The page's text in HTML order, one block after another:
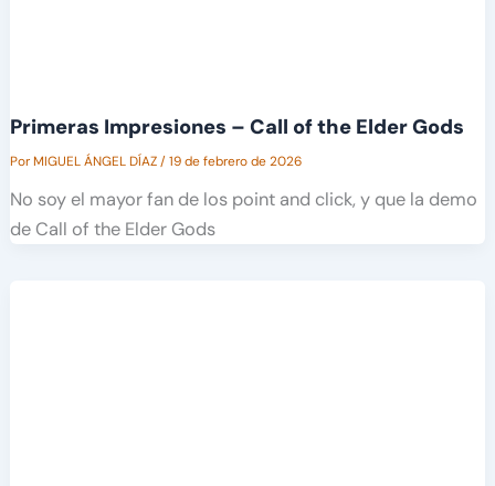
Primeras Impresiones – Call of the Elder Gods
PorMIGUEL ÁNGEL DÍAZ/19 de febrero de 2026
No soy el mayor fan de los point and click, y que la demo
de Call of the Elder Gods